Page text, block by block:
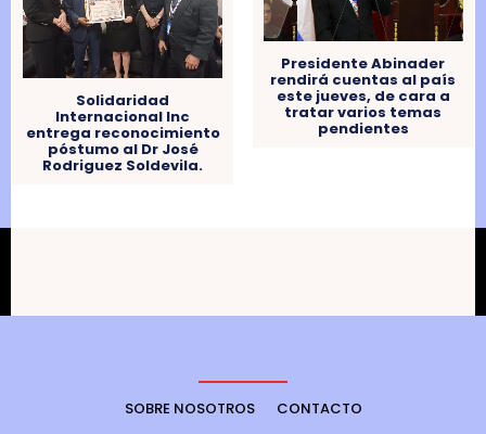
Solidaridad
Internacional Inc
entrega reconocimiento
póstumo al Dr José
Rodriguez Soldevila.
Presidente Abinader
rendirá cuentas al país
este jueves, de cara a
tratar varios temas
pendientes
SOBRE NOSOTROS CONTACTO